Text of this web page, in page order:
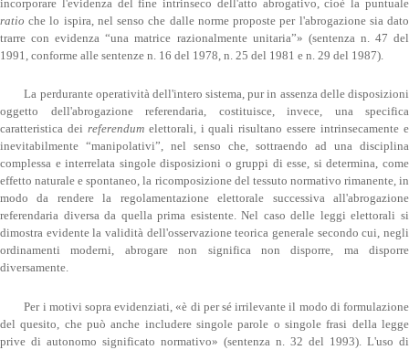
incorporare l'evidenza del fine intrinseco dell'atto abrogativo, cioè la puntuale
ratio che lo ispira, nel senso che dalle norme proposte per l'abrogazione sia dato
trarre con evidenza “una matrice razionalmente unitaria”» (sentenza n. 47 del
1991, conforme alle sentenze n. 16 del 1978, n. 25 del 1981 e n. 29 del 1987).
La perdurante operatività dell'intero sistema, pur in assenza delle disposizioni
oggetto dell'abrogazione referendaria, costituisce, invece, una specifica
caratteristica dei referendumelettorali, i quali risultano essere intrinsecamente e
inevitabilmente “manipolativi”, nel senso che, sottraendo ad una disciplina
complessa e interrelata singole disposizioni o gruppi di esse, si determina, come
effetto naturale e spontaneo, la ricomposizione del tessuto normativo rimanente, in
modo da rendere la regolamentazione elettorale successiva all'abrogazione
referendaria diversa da quella prima esistente. Nel caso delle leggi elettorali si
dimostra evidente la validità dell'osservazione teorica generale secondo cui, negli
ordinamenti moderni, abrogare non significa non disporre, ma disporre
diversamente.
Per i motivi sopra evidenziati, «è di per sé irrilevante il modo di formulazione
del quesito, che può anche includere singole parole o singole frasi della legge
prive di autonomo significato normativo» (sentenza n. 32 del 1993). L'uso di